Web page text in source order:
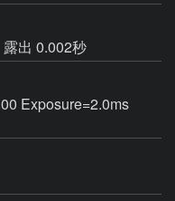
露出 0.002秒
Exposure=2.0ms